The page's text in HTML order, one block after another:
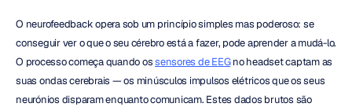
O neurofeedback opera sob um princípio simples mas poderoso: se
conseguir ver o que o seu cérebro está a fazer, pode aprender a mudá-lo.
O processo começa quando os sensores de EEG no headset captam as
suas ondas cerebrais — os minúsculos impulsos elétricos que os seus
neurónios disparam enquanto comunicam. Estes dados brutos são